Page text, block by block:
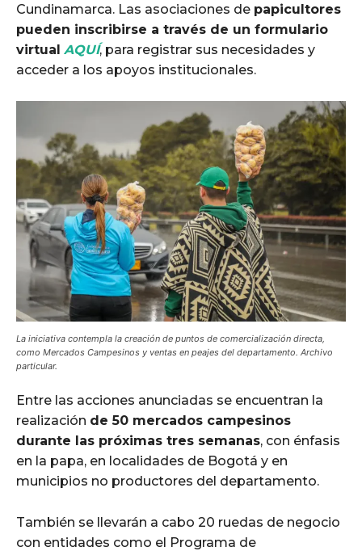
Cundinamarca. Las asociaciones de papicultores
pueden inscribirse a través de un formulario
virtual AQUÍ, para registrar sus necesidades y
acceder a los apoyos institucionales.
La iniciativa contempla la creación de puntos de comercialización directa,
como Mercados Campesinos y ventas en peajes del departamento. Archivo
particular.
Entre las acciones anunciadas se encuentran la
realización de 50 mercados campesinos
durante las próximas tres semanas, con énfasis
en la papa, en localidades de Bogotá y en
municipios no productores del departamento.
También se llevarán a cabo 20 ruedas de negocio
con entidades como el Programa de